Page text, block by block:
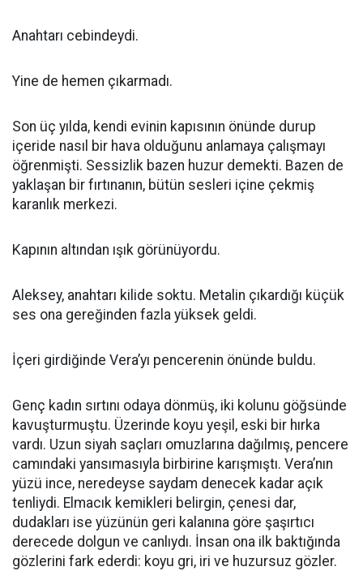
Anahtarı cebindeydi.
Yine de hemen çıkarmadı.
Son üç yılda, kendi evinin kapısının önünde durup
içeride nasıl bir hava olduğunu anlamaya çalışmayı
öğrenmişti. Sessizlik bazen huzur demekti. Bazen de
yaklaşan bir fırtınanın, bütün sesleri içine çekmiş
karanlık merkezi.
Kapının altından ışık görünüyordu.
Aleksey, anahtarı kilide soktu. Metalin çıkardığı küçük
ses ona gereğinden fazla yüksek geldi.
İçeri girdiğinde Vera’yı pencerenin önünde buldu.
Genç kadın sırtını odaya dönmüş, iki kolunu göğsünde
kavuşturmuştu. Üzerinde koyu yeşil, eski bir hırka
vardı. Uzun siyah saçları omuzlarına dağılmış, pencere
camındaki yansımasıyla birbirine karışmıştı. Vera’nın
yüzü ince, neredeyse saydam denecek kadar açık
tenliydi. Elmacık kemikleri belirgin, çenesi dar,
dudakları ise yüzünün geri kalanına göre şaşırtıcı
derecede dolgun ve canlıydı. İnsan ona ilk baktığında
gözlerini fark ederdi: koyu gri, iri ve huzursuz gözler.